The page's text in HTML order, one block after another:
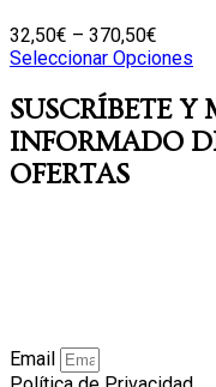
32,50€ – 370,50€
Seleccionar Opciones
SUSCRÍBETE Y
INFORMADO
OFERTAS
Email